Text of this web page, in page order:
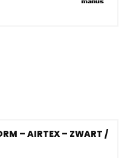
– AIRTEX – ZWART /